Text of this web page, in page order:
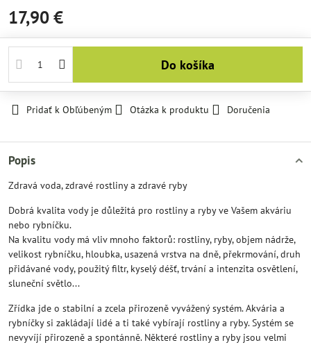
17,90 €
Do košíka
Pridať k Obľúbeným Otázka k produktu Doručenia
Popis
Zdravá voda, zdravé rostliny a zdravé ryby
Dobrá kvalita vody je důležitá pro rostliny a ryby ve Vašem akváriu
nebo rybníčku.
Na kvalitu vody má vliv mnoho faktorů: rostliny, ryby, objem nádrže,
velikost rybníčku, hloubka, usazená vrstva na dně, překrmování, druh
přidávané vody, použitý filtr, kyselý déšť, trvání a intenzita osvětlení,
sluneční světlo...
Zřídka jde o stabilní a zcela přirozeně vyvážený systém. Akvária a
rybníčky si zakládají lidé a ti také vybírají rostliny a ryby. Systém se
nevyvíjí přirozeně a spontánně. Některé rostliny a ryby jsou velmi